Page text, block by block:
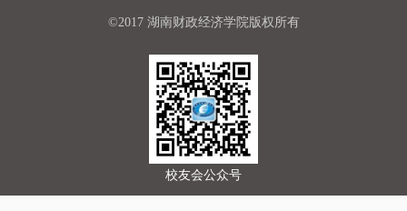
©2017 湖南财政经济学院版权所有
校友会公众号